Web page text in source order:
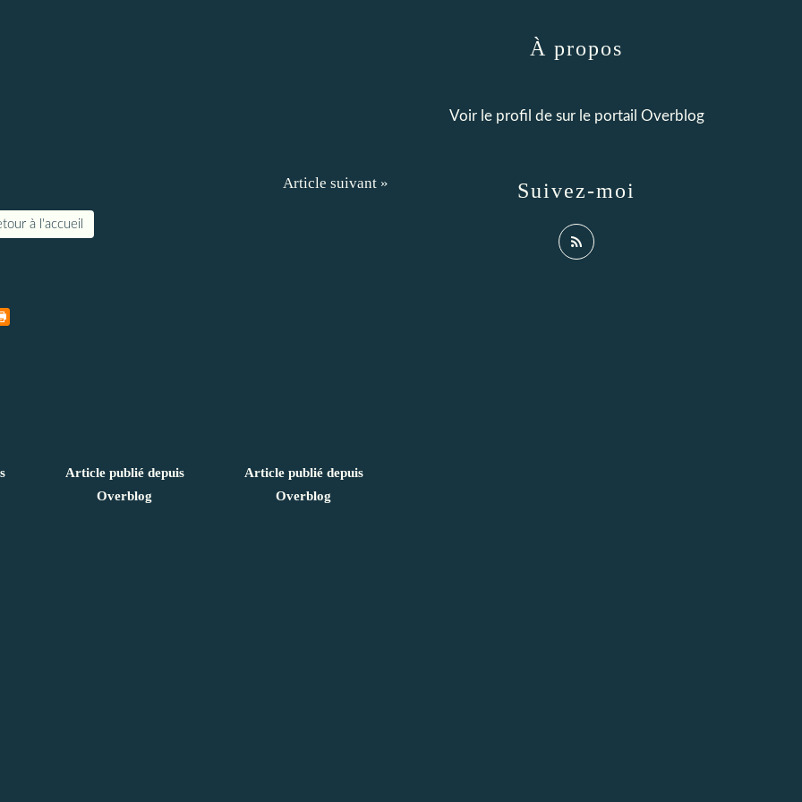
Article suivant »
à l'accueil
Article publié depuis
Overblog
Article publié depuis
Overblog
Suivez-moi
À propos
Voir le profil de sur le portail Overblog